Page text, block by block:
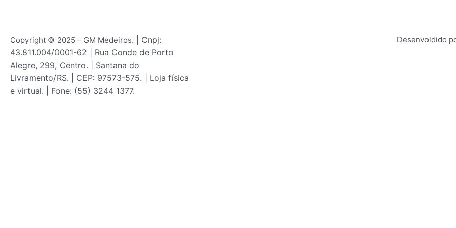
Copyright © 2025 – GM Medeiros. | Cnpj:
43.811.004/0001-62 | Rua Conde de Porto
Alegre, 299, Centro. | Santana do
Livramento/RS. | CEP: 97573-575. | Loja física
e virtual. | Fone: (55) 3244 1377.
Desenvoldido